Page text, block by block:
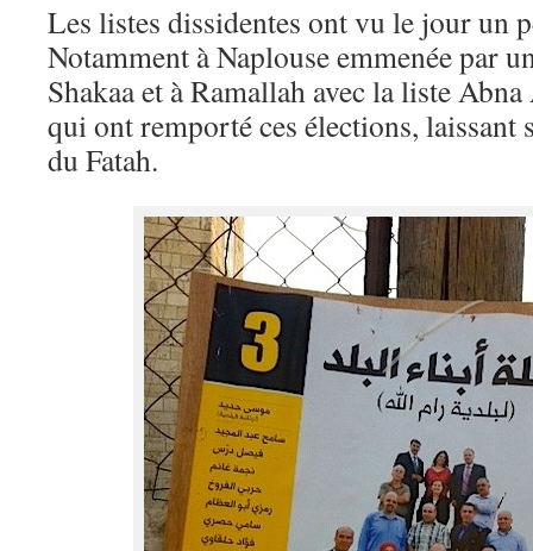
Les listes dissidentes ont vu le jour un
Notamment à Naplouse emmenée par
Shakaa et à Ramallah avec la liste
qui ont remporté ces élections, laissant
du Fatah.